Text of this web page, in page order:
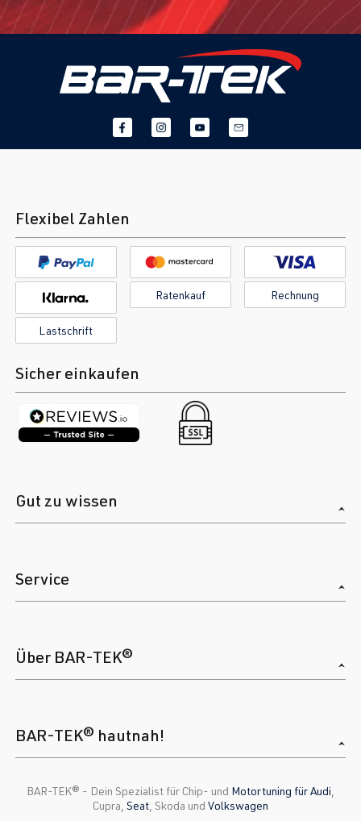
Flexibel Zahlen
Ratenkauf Rechnung
Lastschrift
Sicher einkaufen
Gut zu wissen
Service
Über BAR-TEK®
BAR-TEK® hautnah!
BAR-TEK®️ - Dein Spezialist für Chip- und Motortuning für Audi
Cupra, Seat , Skoda und Volkswagen